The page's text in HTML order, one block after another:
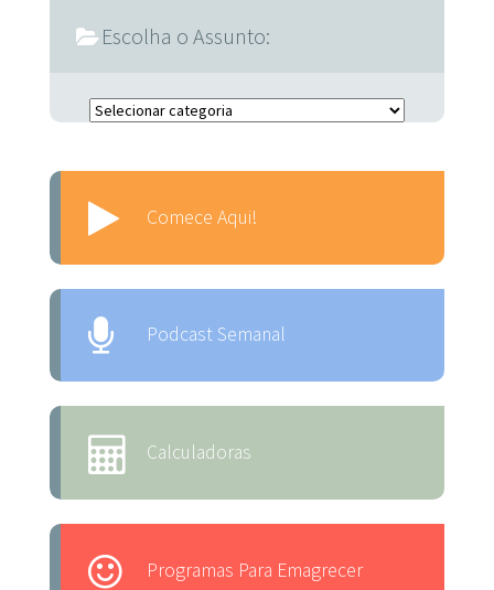
Escolha o Assunto:
Escolha o Assunto:
Comece Aqui!
Podcast Semanal
Calculadoras
Programas Para Emagrecer